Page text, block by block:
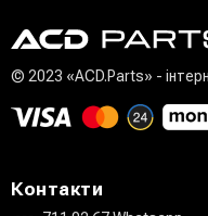
© 2023 «ACD.Parts» -
Контакти